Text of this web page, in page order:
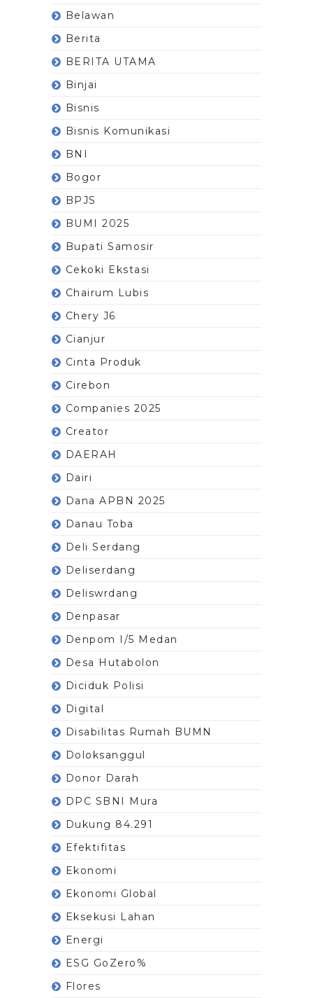
Belawan
Berita
BERITA UTAMA
Binjai
Bisnis
Bisnis Komunikasi
BNI
Bogor
BPJS
BUMI 2025
Bupati Samosir
Cekoki Ekstasi
Chairum Lubis
Chery J6
Cianjur
Cinta Produk
Cirebon
Companies 2025
Creator
DAERAH
Dairi
Dana APBN 2025
Danau Toba
Deli Serdang
Deliserdang
Deliswrdang
Denpasar
Denpom I/5 Medan
Desa Hutabolon
Diciduk Polisi
Digital
Disabilitas Rumah BUMN
Doloksanggul
Donor Darah
DPC SBNI Mura
Dukung 84.291
Efektifitas
Ekonomi
Ekonomi Global
Eksekusi Lahan
Energi
ESG GoZero%
Flores